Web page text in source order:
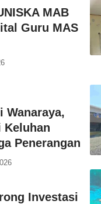
MAB
Guru MAS
Wanaraya,
Keluhan
Penerangan
Investasi